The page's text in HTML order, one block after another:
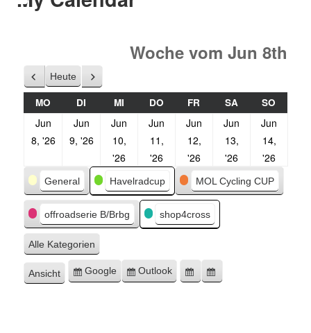
Woche vom Jun 8th
Zurück
Heute Weiter
MO DI MI DO FR SA SO
Jun
8, '26
Jun
9, '26
Jun
10,
'26
Jun
11,
'26
Jun
12,
'26
Jun
13,
'26
Jun
14,
'26
Kategorien
General Havelradcup MOL Cycling CUP
offroadserie B/Brbg shop4cross
Alle Kategorien
Ansicht ausdrucken
Eintragen
Google
Eintragen
Outlook
Google-